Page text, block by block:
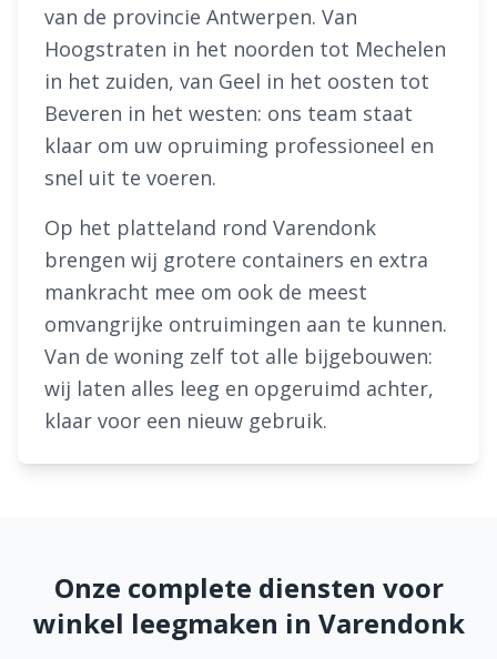
van de provincie Antwerpen. Van
Hoogstraten in het noorden tot Mechelen
in het zuiden, van Geel in het oosten tot
Beveren in het westen: ons team staat
klaar om uw opruiming professioneel en
snel uit te voeren.
Op het platteland rond Varendonk
brengen wij grotere containers en extra
mankracht mee om ook de meest
omvangrijke ontruimingen aan te kunnen.
Van de woning zelf tot alle bijgebouwen:
wij laten alles leeg en opgeruimd achter,
klaar voor een nieuw gebruik.
Onze complete diensten voor
winkel leegmaken in Varendonk